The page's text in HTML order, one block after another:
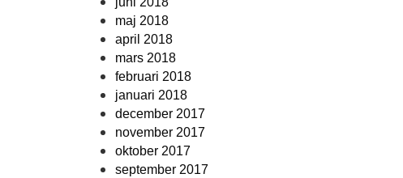
maj 2018
april 2018
mars 2018
februari 2018
januari 2018
december 2017
november 2017
oktober 2017
september 2017